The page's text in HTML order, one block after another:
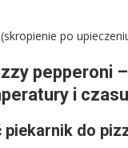
po
pepperoni
i czasu
do